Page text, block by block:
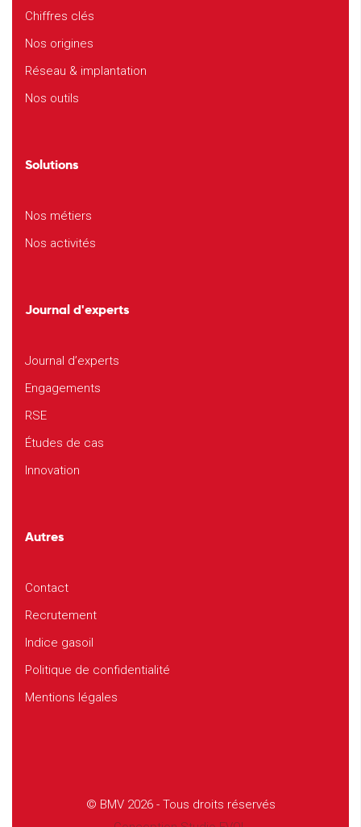
Chiffres clés
Nos origines
Réseau & implantation
Nos outils
Solutions
Nos métiers
Nos activités
Journal d'experts
Journal d’experts
Engagements
RSE
Études de cas
Innovation
Autres
Contact
Recrutement
Indice gasoil
Politique de confidentialité
Mentions légales
© BMV 2026 - Tous droits réservés